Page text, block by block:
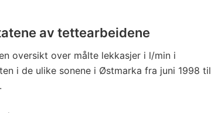
av tettearbeidene
oversikt over målte lekkasjer i l/min i
i de ulike sonene i Østmarka fra juni 1998 til